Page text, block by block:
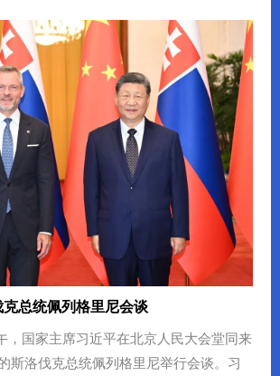
总统佩列格里尼会谈
，国家主席习近平在北京人民大会堂同来
斯洛伐克总统佩列格里尼举行会谈。习